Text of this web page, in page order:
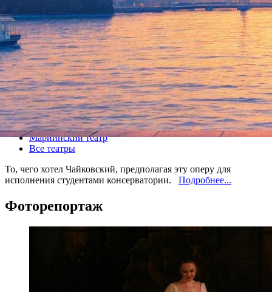
Евгений Онегин
20 октября 2012, суббота,19.00
Версия для печати
Все спектакли
Мариинский театр
Все театры
То, чего хотел Чайковский, предполагая эту оперу для
исполнения студентами консерватории. Подробнее...
Фоторепортаж